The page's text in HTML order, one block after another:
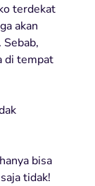
terdekat
akan
di tempat
bisa
tidak!